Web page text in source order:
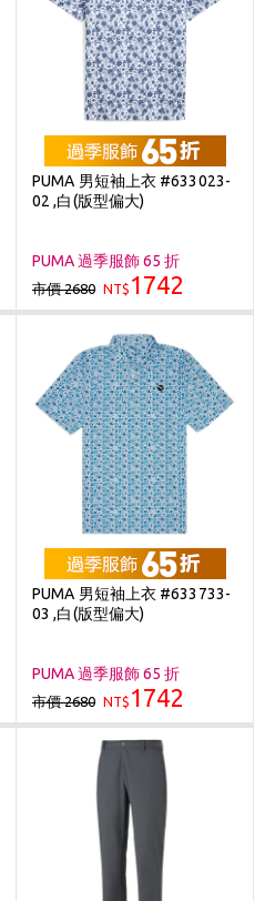
PUMA 男短袖上衣 #633023-
02 ,白(版型偏大)
PUMA 過季服飾 65 折
市價 2680 NT$ 1742
PUMA 男短袖上衣 #633733-
03 ,白(版型偏大)
PUMA 過季服飾 65 折
市價 2680 NT$ 1742